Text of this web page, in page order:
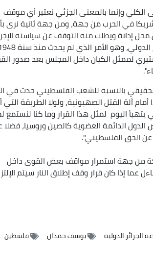
الكلي وإنما بالمعنى الجزئي نعتبر أي موقف
وشريكا في الحرب من جهة، ومن جهة ثانية نرى
إدانة ويطلب منه التوقف عن سياسته
لممثل الكيان داخل المجلس بعد صدور
الحقيقي بالنسبة للشعب الفلسطيني حدث في
آلة القتل الصهيونية، ولولا الطريقة التي
يتهيأ اليوم لمثل هذا القرار وما كنا لنستمع
الدائمة العضوية كالصين وروسيا،
عن الحق الفلسطيني".
من جهة استمرار مواقف بعض القوى داخل
عما إذا كان قرار وقف إطلاق النار سيتم
الجزائر الدولية يوسف حمدان
فلسطين